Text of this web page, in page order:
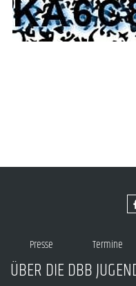
Presse Termine
ÜBER DIE DBB